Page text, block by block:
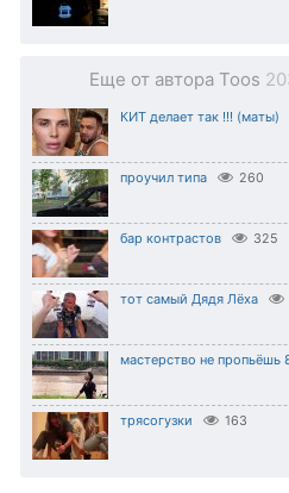
Еще от автора Toos
КИТ делает так !!! (маты)
проучил типа 260
бар контрастов 325
тот самый Дядя Лёха
мастерство не пропьёшь
трясогузки 163